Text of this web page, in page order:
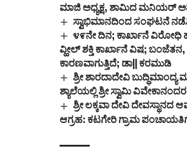
ಮಾಜಿ ಅಧ್ಯಕ್ಷ, ಶಾಮಿದ ಮನಿಯರ್
ಸ್ವಾಭಿಮಾನದಿಂದ ಸಂಘಟನೆ
೪೯ನೇ ದಿನ; ಕಾರ್ಖಾನೆ ವಿರೋಧಿ
ವ್ಹೀಲ್ ಶಕ್ತಿ ಕಾರ್ಖಾನೆ ವಿಷ;
ಕಾರಣವಾಗುತ್ತಿದೆ; ಡಾ|| ಕರಮುಡಿ
ಶ್ರೀ ಶಾರದಾದೇವಿ ಬುದ್ಧಿಮಾಂದ್ಯ
ಶ್ಯಾಲೆಯಲ್ಲಿ ಶ್ರೀ ಸ್ವಾಮಿ
ಶ್ರೀ ಲಕ್ಕವಾ ದೇವಿ ದೇವಸ್ಥಾನದ
ಆಗ್ರಹ: ಕಟಗೇರಿ ಗ್ರಾಮ